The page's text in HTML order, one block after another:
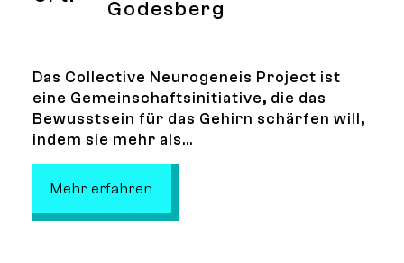
Godesberg
Das Collective Neurogeneis Project ist
eine Gemeinschaftsinitiative, die das
Bewusstsein für das Gehirn schärfen will,
indem sie mehr als...
Mehr erfahren